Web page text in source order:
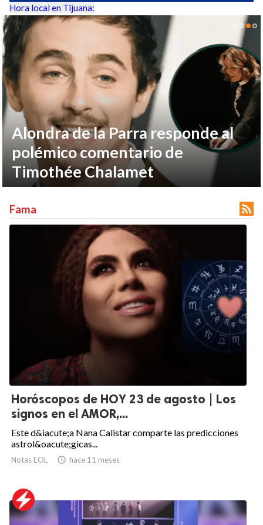
Hora local en Tijuana:
Alondra de la Parra responde al
polémico comentario de
Timothée Chalamet
Fama 
Horóscopos de HOY 23 de agosto | Los
signos en el AMOR,...
Este d&iacute;a Nana Calistar comparte las predicciones
astrol&oacute;gicas...
Notas EOL  hace 11 meses